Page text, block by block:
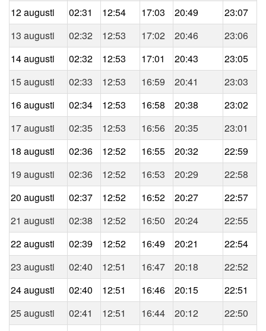
12 augusti
02:31 12:54 17:03 20:49
23:07
13 augusti
02:32 12:53 17:02 20:46
23:06
14 augusti
02:32 12:53 17:01 20:43
23:05
15 augusti
02:33 12:53 16:59 20:41
23:03
16 augusti
02:34 12:53 16:58 20:38
23:02
17 augusti
02:35 12:53 16:56 20:35
23:01
18 augusti
02:36 12:52 16:55 20:32
22:59
19 augusti
02:36 12:52 16:53 20:29
22:58
20 augusti
02:37 12:52 16:52 20:27
22:57
21 augusti
02:38 12:52 16:50 20:24
22:55
22 augusti
02:39 12:52 16:49 20:21
22:54
23 augusti
02:40 12:51 16:47 20:18
22:52
24 augusti
02:40 12:51 16:46 20:15
22:51
25 augusti
02:41 12:51 16:44 20:12
22:50